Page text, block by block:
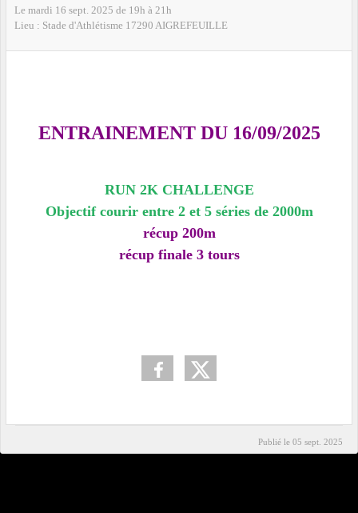
Le mardi 16 sept. 2025 de 19h à 21h
Lieu : Stade d'Athlétisme 17290 AIGREFEUILLE
ENTRAINEMENT DU 16/09/2025
RUN 2K CHALLENGE
Objectif courir entre 2 et 5 séries de 2000m
récup 200m
récup finale 3 tours
Publié le 05 sept. 2025